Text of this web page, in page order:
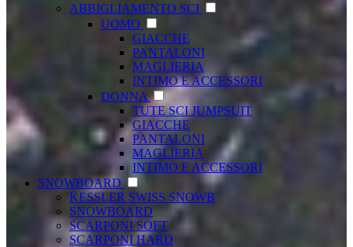
ABBIGLIAMENTO SCI
UOMO
GIACCHE
PANTALONI
MAGLIERIA
INTIMO E ACCESSORI
DONNA
TUTE SCI JUMPSUIT
GIACCHE
PANTALONI
MAGLIERIA
INTIMO E ACCESSORI
SNOWBOARD
KESSLER SWISS SNOWB
SNOWBOARD
SCARPONI SOFT
SCARPONI HARD